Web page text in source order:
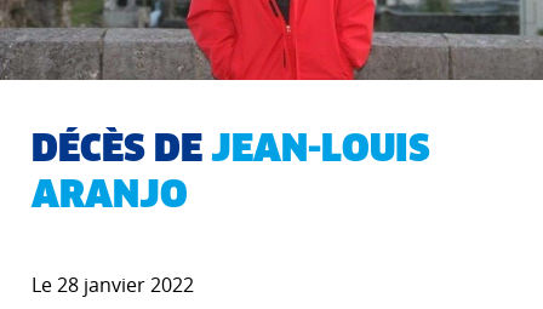
DÉCÈS DE JEAN-LOUIS
ARANJO
Le 28 janvier 2022